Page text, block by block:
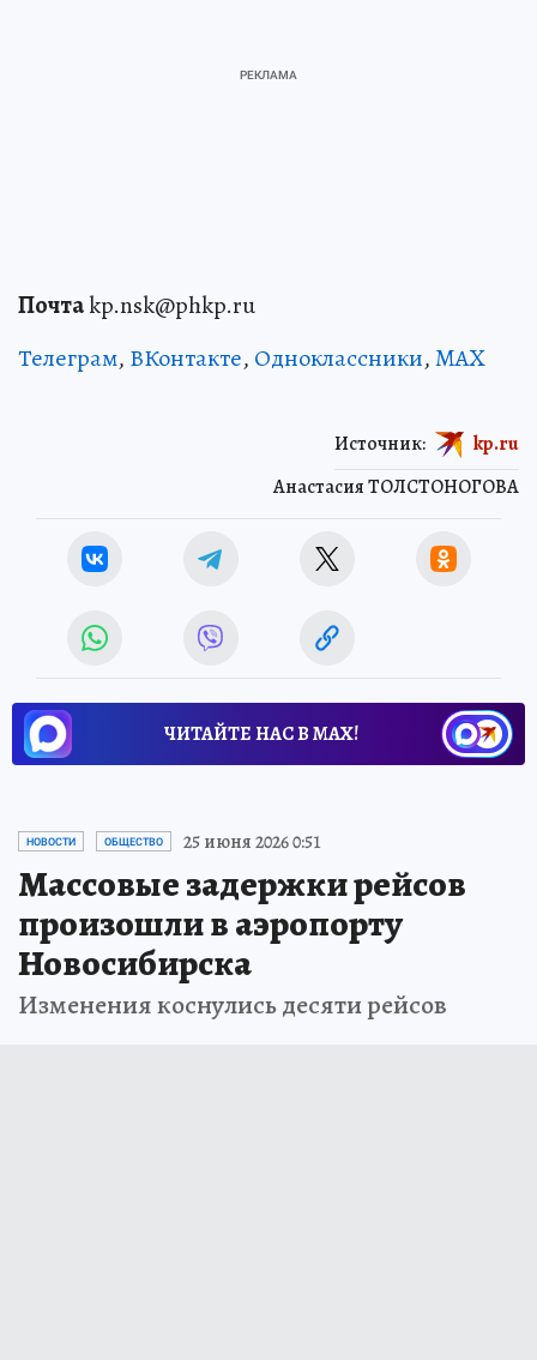
Почтаkp.nsk@phkp.ru
Телеграм, ВКонтакте, Одноклассники,MAX
Анастасия ТОЛСТОНОГОВА
Источник: kp.ru
ЧИТАЙТЕ НАС В МАХ!
НОВОСТИ ОБЩЕСТВО 25 июня 2026 0:51
Массовые задержки рейсов
произошли в аэропорту
Новосибирска
Изменения коснулись десяти рейсов